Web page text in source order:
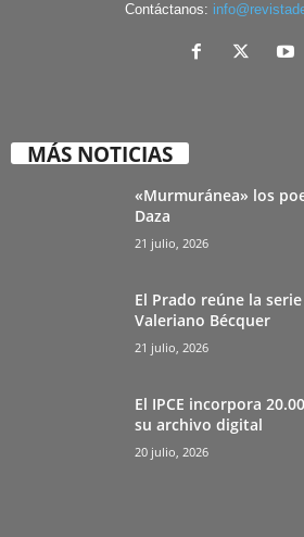
Contáctanos:
MÁS NOTICIAS
«Murmuránea» los
Daza
21 julio, 2026
El Prado reúne la
Valeriano Bécquer
21 julio, 2026
El IPCE incorpora
su archivo digital
20 julio, 2026